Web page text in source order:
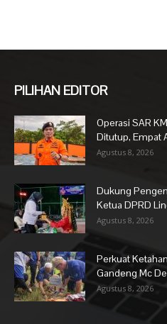
PILIHAN EDITOR
Operasi SAR
Ditutup, Empat
Agustus 8, 2026
Dukung
Ketua DPRD
Agustus 8, 2026
Perkuat
Gandeng Mc
Agustus 8, 2026